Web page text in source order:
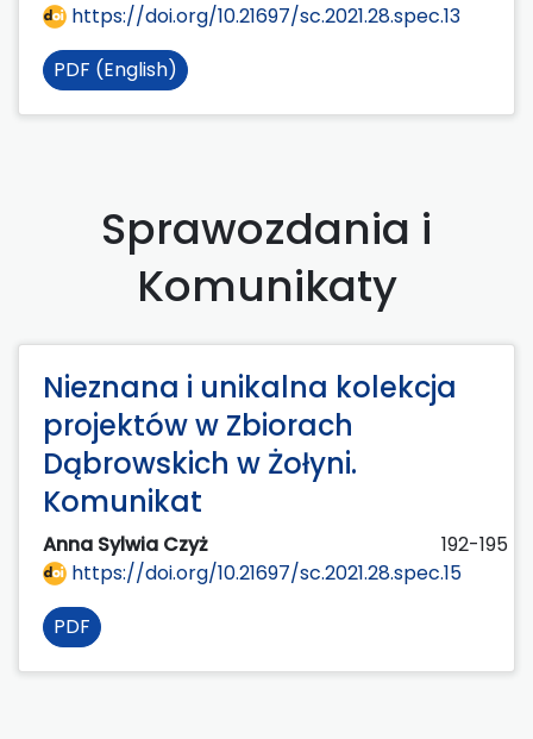
https://doi.org/10.21697/sc.2021.28.spec.13
PDF (English)
Sprawozdania i
Komunikaty
Nieznana i unikalna kolekcja
projektów w Zbiorach
Dąbrowskich w Żołyni.
Komunikat
Anna Sylwia Czyż
192-195
https://doi.org/10.21697/sc.2021.28.spec.15
PDF